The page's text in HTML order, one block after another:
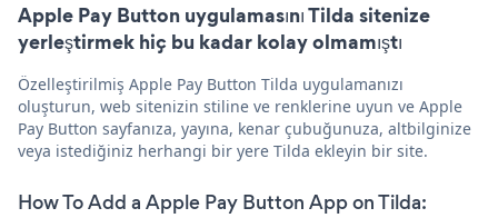
Apple Pay Button uygulamasını Tilda sitenize
yerleştirmek hiç bu kadar kolay olmamıştı
Özelleştirilmiş Apple Pay Button Tilda uygulamanızı
oluşturun, web sitenizin stiline ve renklerine uyun ve Apple
Pay Button sayfanıza, yayına, kenar çubuğunuza, altbilginize
veya istediğiniz herhangi bir yere Tilda ekleyin bir site.
How To Add a Apple Pay Button App on Tilda: